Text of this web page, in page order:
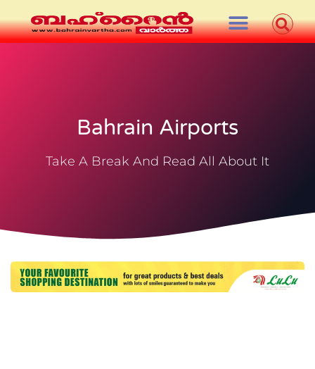
Bahrain Airports
Take A Break And Read All About It